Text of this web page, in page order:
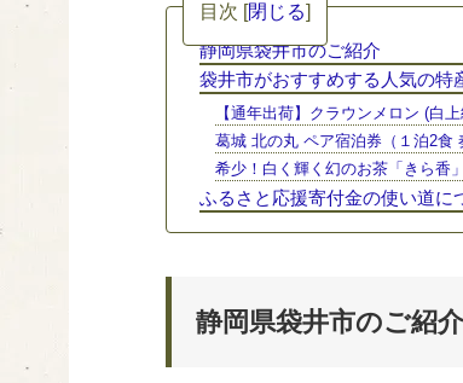
目次 [閉じる]
静岡県袋井市のご紹介
袋井市がおすすめする人気の特
【通年出荷】クラウンメロン (白
葛城 北の丸 ペア宿泊券（１泊2食
希少！白く輝く幻のお茶「きら香
ふるさと応援寄付金の使い道に
静岡県袋井市のご紹介